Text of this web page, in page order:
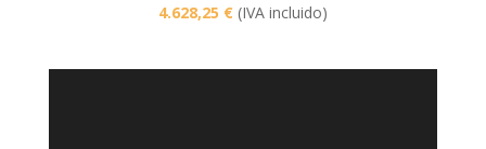
4.628,25 € (IVA incluido)